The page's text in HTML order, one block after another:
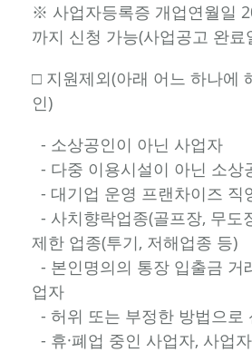
※ 사업자등록증 개업연월일
까지 신청 가능(사업공고 완료
□ 지원제외(아래 어느 하나에
인)
- 소상공인이 아닌 사업자
- 다중 이용시설이 아닌 소상
- 대기업 운영 프랜차이즈 직
- 사치향락업종(골프장, 무도
제한 업종(투기, 저해업종 등)
- 본인명의의 통장 입출금 거
업자
- 허위 또는 부정한 방법으로
- 휴·폐업 중인 사업자, 사업